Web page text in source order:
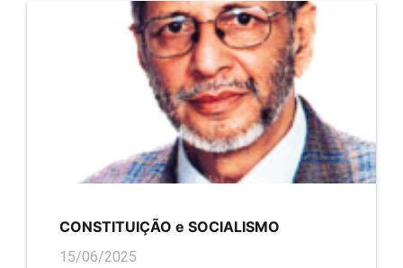
CONSTITUIÇÃO e SOCIALISMO
15/06/2025